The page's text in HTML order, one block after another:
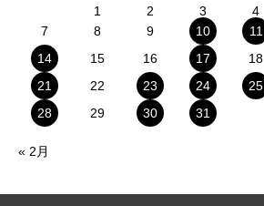
1 2 3 4
7
8 9 10 11
14
15 16 17 18
21
22 23 24 25
28
29 30 31
« 2月